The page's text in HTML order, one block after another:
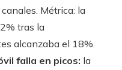
Métrica: la
tras la
alcanzaba el 18%.
falla en picos: la